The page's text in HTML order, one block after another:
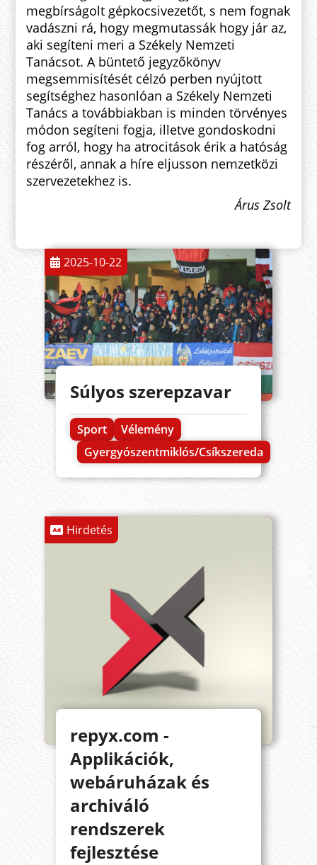
megbírságolt gépkocsivezetőt, s nem fognak
vadászni rá, hogy megmutassák hogy jár az,
aki segíteni meri a Székely Nemzeti
Tanácsot. A büntető jegyzőkönyv
megsemmisítését célzó perben nyújtott
segítséghez hasonlóan a Székely Nemzeti
Tanács a továbbiakban is minden törvényes
módon segíteni fogja, illetve gondoskodni
fog arról, hogy ha atrocitások érik a hatóság
részéről, annak a híre eljusson nemzetközi
szervezetekhez is.
Árus Zsolt
2025-10-22
Súlyos szerepzavar
Sport
Vélemény
Gyergyószentmiklós/Csíkszereda
Hirdetés
repyx.com -
Applikációk,
webáruházak és
archiváló
rendszerek
fejlesztése